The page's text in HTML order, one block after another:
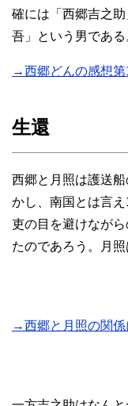
確には「西郷吉之
吾」という男である
→西郷どんの感想第
生還
西郷と月照は護送
かし、南国とは言
吏の目を避けなが
たのであろう。月照
→西郷と月照の関係